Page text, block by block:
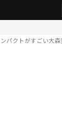
パクトがすごい大森